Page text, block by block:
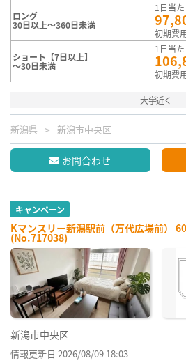
ロング
30日以上～360日未満
1日当
初期費
ショート【7日以上】
～30日未満
1日当
初期費
大学近く
新潟県 新潟市中央区
お問合わせ
キャンペーン
Kマンスリー新潟駅前（万代広場前）
(No.717038)
新潟市中央区
情報更新日 2026/08/09 18:03